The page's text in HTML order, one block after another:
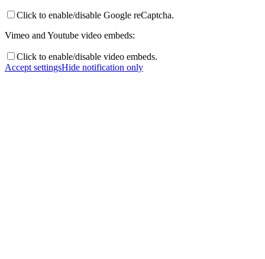
Click to enable/disable Google reCaptcha.
Vimeo and Youtube video embeds:
Click to enable/disable video embeds.
Accept settingsHide notification only